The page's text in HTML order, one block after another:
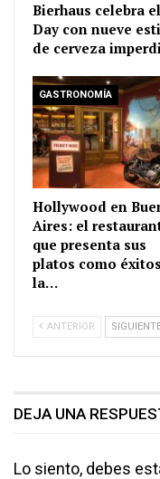
Bierhaus celebra
Day con nueve
de cerveza
GASTRONOMÍA
Hollywood en
Aires: el
que presenta sus
platos como
la…
ANTERIOR
DEJA UNA
Lo siento, debes